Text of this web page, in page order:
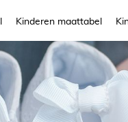
Kinderen maattabel